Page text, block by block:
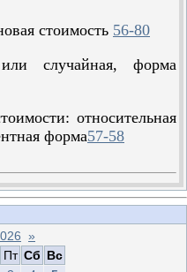
стоимость 56-80
случайная, форма
относительная
форма57-58
»
Пт Сб Вс